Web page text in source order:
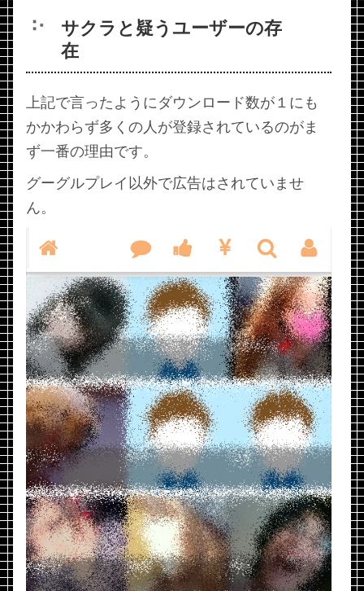
サクラと疑うユーザーの存
在
上記で言ったようにダウンロード数が１にも
かかわらず多くの人が登録されているのがま
ず一番の理由です。
グーグルプレイ以外で広告はされていませ
ん。